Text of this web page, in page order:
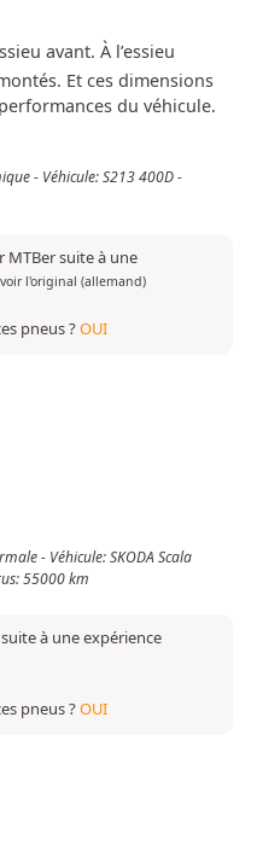
avant. À l’essieu
Et ces dimensions
du véhicule.
- Véhicule: S213 400D -
MTBer suite à une
voir l'original (allemand)
pneus ?OUI
- Véhicule: SKODA Scala
55000 km
à une expérience
pneus ?OUI